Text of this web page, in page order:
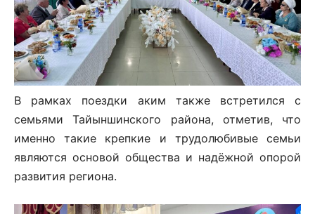
В рамках поездки аким также встретился с
семьями Тайыншинского района, отметив, что
именно такие крепкие и трудолюбивые семьи
являются основой общества и надёжной опорой
развития региона.